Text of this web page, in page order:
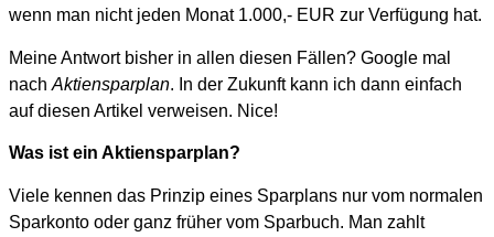
wenn man nicht jeden Monat 1.000,- EUR zur Verfügung hat.
Meine Antwort bisher in allen diesen Fällen? Google mal
nach Aktiensparplan. In der Zukunft kann ich dann einfach
auf diesen Artikel verweisen. Nice!
Was ist ein Aktiensparplan?
Viele kennen das Prinzip eines Sparplans nur vom normalen
Sparkonto oder ganz früher vom Sparbuch. Man zahlt